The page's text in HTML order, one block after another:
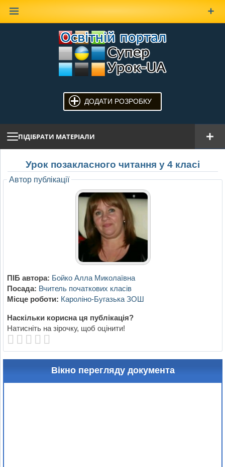
ДОДАТИ РОЗРОБКУ
ПІДІБРАТИ МАТЕРІАЛИ
Урок позакласного читання у 4 класі
Автор публікації
ПІБ автора: Бойко Алла Миколаївна
Посада: Вчитель початкових класів
Місце роботи: Кароліно-Бугазька ЗОШ
Наскільки корисна ця публікація?
Натисніть на зірочку, щоб оцінити!
Вікно перегляду документа